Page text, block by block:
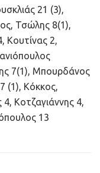
21 (3),
Τσώλης 8(1),
Κουτίνας 2,
7(1), Μπουρδάνος
(1), Κόκκος,
4, Κοτζαγιάννης 4,
13